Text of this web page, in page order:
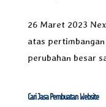
26 Maret 2023
atas
perubahan besar
Cari Jasa Pembuatan Website